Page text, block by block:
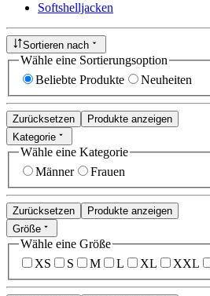
Softshelljacken
Sortieren nach
Wähle eine Sortierungsoption
Beliebte Produkte
Neuheiten
Zurücksetzen
Produkte anzeigen
Kategorie
Wähle eine Kategorie
Männer
Frauen
Zurücksetzen
Produkte anzeigen
Größe
Wähle eine Größe
XS
S M L XL XXL